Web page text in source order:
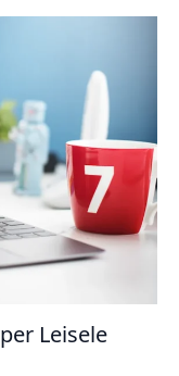
Leisele